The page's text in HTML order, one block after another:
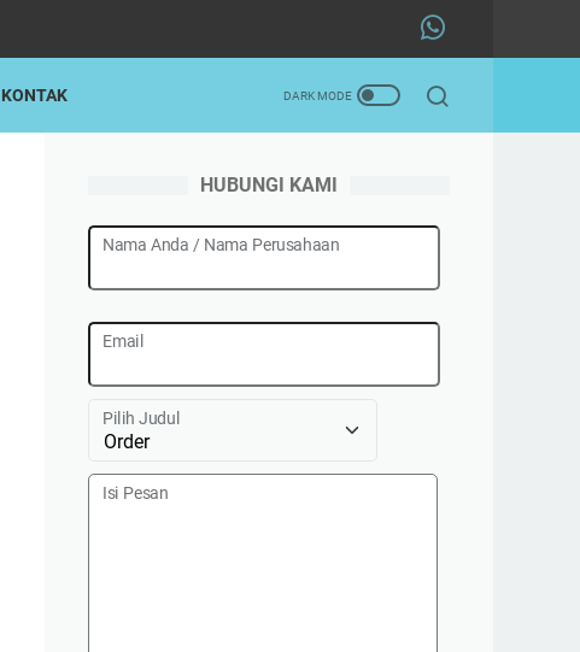
KONTAK
HUBUNGI KAMI
Nama Anda / Nama Perusahaan
Email
Pilih Judul
Isi Pesan